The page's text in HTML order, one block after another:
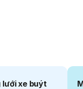
lưới xe buýt